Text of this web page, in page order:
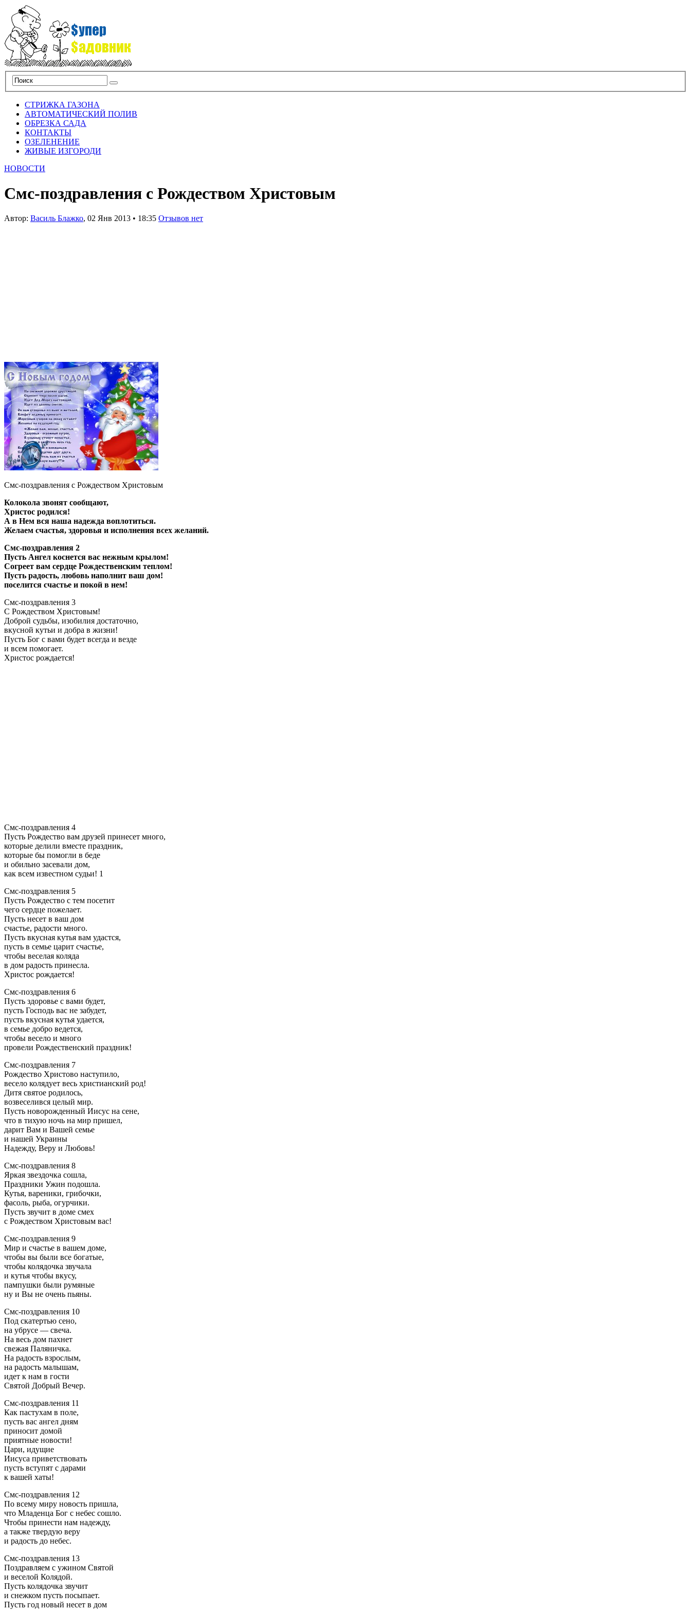
СТРИЖКА ГАЗОНА
АВТОМАТИЧЕСКИЙ ПОЛИВ
ОБРЕЗКА САДА
КОНТАКТЫ
ОЗЕЛЕНЕНИЕ
ЖИВЫЕ ИЗГОРОДИ
НОВОСТИ
Смс-поздравления с Рождеством Христовым
Автор: Василь Блажко, 02 Янв 2013 • 18:35 Отзывов нет
Смс-поздравления с Рождеством Христовым
Колокола звонят сообщают,
Христос родился!
А в Нем вся наша надежда воплотиться.
Желаем счастья, здоровья и исполнения всех желаний.
Смс-поздравления 2
Пусть Ангел коснется вас нежным крылом!
Согреет вам сердце Рождественским теплом!
Пусть радость, любовь наполнит ваш дом!
поселится счастье и покой в нем!
Смс-поздравления 3
С Рождеством Христовым!
Доброй судьбы, изобилия достаточно,
вкусной кутьи и добра в жизни!
Пусть Бог с вами будет всегда и везде
и всем помогает.
Христос рождается!
Смс-поздравления 4
Пусть Рождество вам друзей принесет много,
которые делили вместе праздник,
которые бы помогли в беде
и обильно засевали дом,
как всем известном судьи! 1
Смс-поздравления 5
Пусть Рождество с тем посетит
чего сердце пожелает.
Пусть несет в ваш дом
счастье, радости много.
Пусть вкусная кутья вам удастся,
пусть в семье царит счастье,
чтобы веселая коляда
в дом радость принесла.
Христос рождается!
Смс-поздравления 6
Пусть здоровье с вами будет,
пусть Господь вас не забудет,
пусть вкусная кутья удается,
в семье добро ведется,
чтобы весело и много
провели Рождественский праздник!
Смс-поздравления 7
Рождество Христово наступило,
весело колядует весь христианский род!
Дитя святое родилось,
возвеселився целый мир.
Пусть новорожденный Иисус на сене,
что в тихую ночь на мир пришел,
дарит Вам и Вашей семье
и нашей Украины
Надежду, Веру и Любовь!
Смс-поздравления 8
Яркая звездочка сошла,
Праздники Ужин подошла.
Кутья, вареники, грибочки,
фасоль, рыба, огурчики.
Пусть звучит в доме смех
с Рождеством Христовым вас!
Смс-поздравления 9
Мир и счастье в вашем доме,
чтобы вы были все богатые,
чтобы колядочка звучала
и кутья чтобы вкусу,
пампушки были румяные
ну и Вы не очень пьяны.
Смс-поздравления 10
Под скатертью сено,
на убрусе — свеча.
На весь дом пахнет
свежая Паляничка.
На радость взрослым,
на радость малышам,
идет к нам в гости
Святой Добрый Вечер.
Смс-поздравления 11
Как пастухам в поле,
пусть вас ангел дням
приносит домой
приятные новости!
Цари, идущие
Иисуса приветствовать
пусть вступят с дарами
к вашей хаты!
Смс-поздравления 12
По всему миру новость пришла,
что Младенца Бог с небес сошло.
Чтобы принести нам надежду,
а также твердую веру
и радость до небес.
Смс-поздравления 13
Поздравляем с ужином Святой
и веселой Колядой.
Пусть колядочка звучит
и снежком пусть посыпает.
Пусть год новый несет в дом